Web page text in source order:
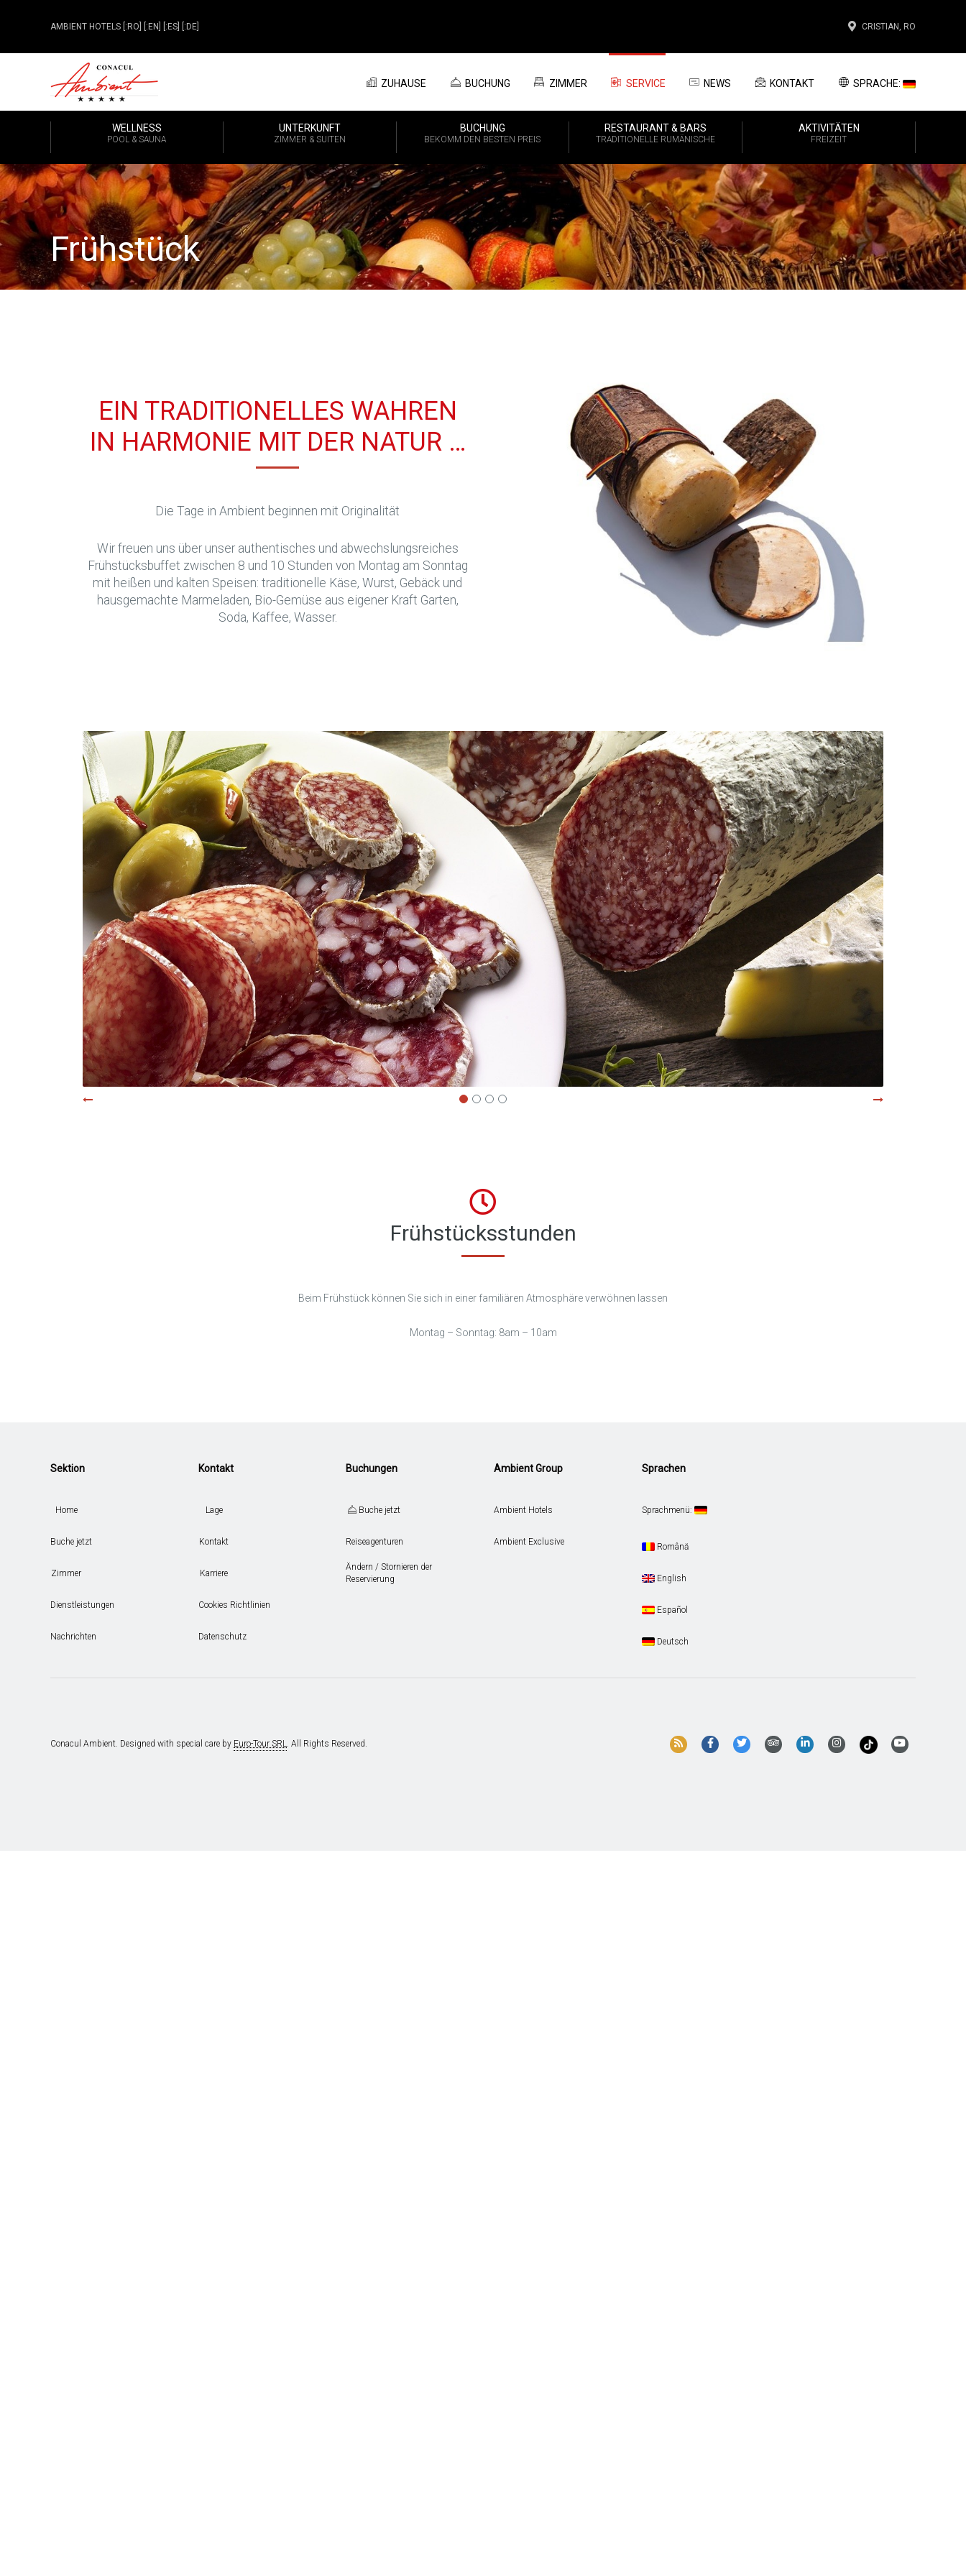
AMBIENT HOTELS [:RO] [:EN] [:ES] [:DE] CRISTIAN, RO
ZUHAUSE BUCHUNG ZIMMER SERVICE NEWS KONTAKT SPRACHE:
WELLNESS
POOL & SAUNA
UNTERKUNFT
ZIMMER & SUITEN
BUCHUNG
BEKOMM DEN BESTEN PREIS
RESTAURANT & BARS
TRADITIONELLE RUMÄNISCHE
AKTIVITÄTEN
FREIZEIT
Frühstück
EIN TRADITIONELLES WAHREN
IN HARMONIE MIT DER NATUR …
Die Tage in Ambient beginnen mit Originalität
Wir freuen uns über unser authentisches und abwechslungsreiches
Frühstücksbuffet zwischen 8 und 10 Stunden von Montag am Sonntag
mit heißen und kalten Speisen: traditionelle Käse, Wurst, Gebäck und
hausgemachte Marmeladen, Bio-Gemüse aus eigener Kraft Garten,
Soda, Kaffee, Wasser.
Frühstücksstunden
Beim Frühstück können Sie sich in einer familiären Atmosphäre verwöhnen lassen
Montag – Sonntag: 8am – 10am
Sektion
Home
Buche jetzt
Zimmer
Dienstleistungen
Nachrichten
Kontakt
Lage
Kontakt
Karriere
Cookies Richtlinien
Datenschutz
Buchungen
Buche jetzt
Reiseagenturen
Ändern / Stornieren der
Reservierung
Ambient Group
Ambient Hotels
Ambient Exclusive
Sprachen
Sprachmenü:
Română
English
Español
Deutsch
Conacul Ambient. Designed with special care by Euro-Tour SRL. All Rights Reserved.